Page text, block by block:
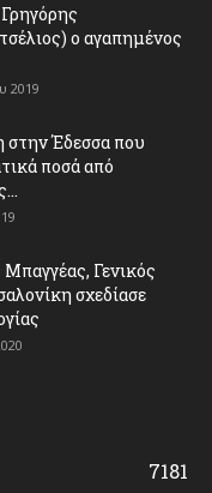
ο αγαπημένος
2019
Έδεσσα που
ποσά από
Γενικός
σχεδίασε
7181